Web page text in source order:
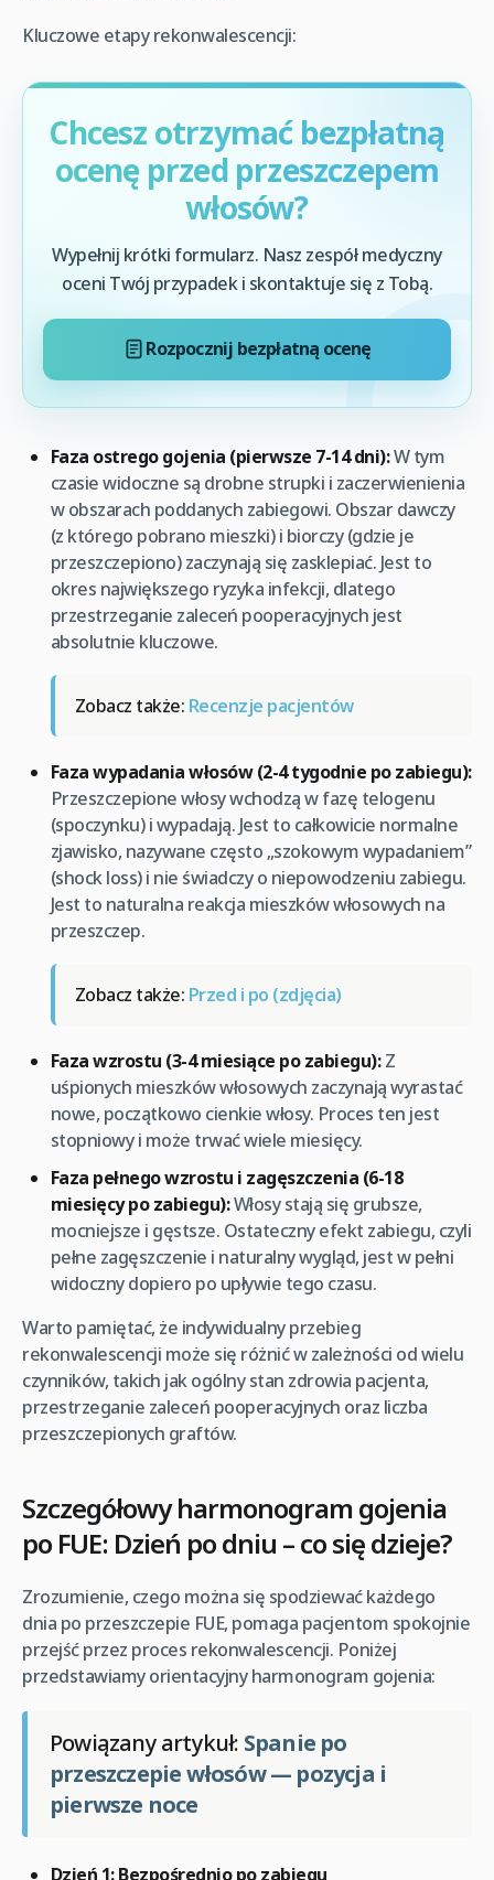
Kluczowe etapy rekonwalescencji:
Chcesz otrzymać bezpłatną
ocenę przed przeszczepem
włosów?
Wypełnij krótki formularz. Nasz zespół medyczny
oceni Twój przypadek i skontaktuje się z Tobą.
Rozpocznij bezpłatną ocenę
Faza ostrego gojenia (pierwsze 7-14 dni):W tym
czasie widoczne są drobne strupki i zaczerwienienia
w obszarach poddanych zabiegowi. Obszar dawczy
(z którego pobrano mieszki) i biorczy (gdzie je
przeszczepiono) zaczynają się zasklepiać. Jest to
okres największego ryzyka infekcji, dlatego
przestrzeganie zaleceń pooperacyjnych jest
absolutnie kluczowe.
Zobacz także: Recenzje pacjentów
Faza wypadania włosów (2-4 tygodnie po zabiegu):
Przeszczepione włosy wchodzą w fazę telogenu
(spoczynku) i wypadają. Jest to całkowicie normalne
zjawisko, nazywane często „szokowym wypadaniem”
(shock loss) i nie świadczy o niepowodzeniu zabiegu.
Jest to naturalna reakcja mieszków włosowych na
przeszczep.
Zobacz także: Przed i po (zdjęcia)
Faza wzrostu (3-4 miesiące po zabiegu):Z
uśpionych mieszków włosowych zaczynają wyrastać
nowe, początkowo cienkie włosy. Proces ten jest
stopniowy i może trwać wiele miesięcy.
Faza pełnego wzrostu i zagęszczenia (6-18
miesięcy po zabiegu):Włosy stają się grubsze,
mocniejsze i gęstsze. Ostateczny efekt zabiegu, czyli
pełne zagęszczenie i naturalny wygląd, jest w pełni
widoczny dopiero po upływie tego czasu.
Warto pamiętać, że indywidualny przebieg
rekonwalescencji może się różnić w zależności od wielu
czynników, takich jak ogólny stan zdrowia pacjenta,
przestrzeganie zaleceń pooperacyjnych oraz liczba
przeszczepionych graftów.
Szczegółowy harmonogram gojenia
po FUE: Dzień po dniu – co się dzieje?
Zrozumienie, czego można się spodziewać każdego
dnia po przeszczepie FUE, pomaga pacjentom spokojnie
przejść przez proces rekonwalescencji. Poniżej
przedstawiamy orientacyjny harmonogram gojenia:
Powiązany artykuł: Spanie po
przeszczepie włosów — pozycja i
pierwsze noce
Dzień 1: Bezpośrednio po zabiegu